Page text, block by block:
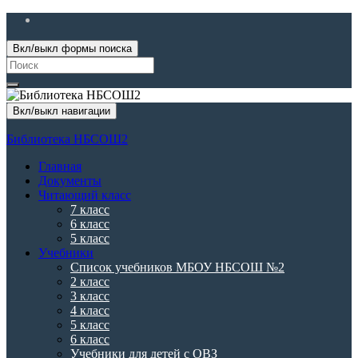
Вкл/выкл формы поиска
Search
for:
Вкл/выкл навигации
Библиотека НБСОШ2
Главная
Документы
Читающий класс
7 класс
6 класс
5 класс
Учебники
Список учебников МБОУ НБСОШ №2
2 класс
3 класс
4 класс
5 класс
6 класс
Учебники для детей с ОВЗ